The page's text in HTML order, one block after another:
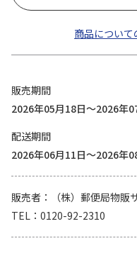
商品につい
販売期間
2026年05月18日～2026年
配送期間
2026年06月11日～2026年
販売者
（株）郵便局物販
TEL
0120-92-2310